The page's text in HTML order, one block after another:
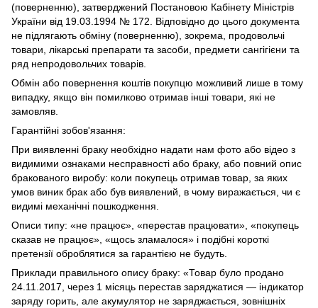
(поверненню), затверджений Постановою Кабінету Міністрів
України від 19.03.1994 № 172. Відповідно до цього документа
не підлягають обміну (поверненню), зокрема, продовольчі
товари, лікарські препарати та засоби, предмети сангігієни та
ряд непродовольчих товарів.
Обмін або повернення коштів покупцю можливий лише в тому
випадку, якщо він помилково отримав інші товари, які не
замовляв.
Гарантійні зобов'язання:
При виявленні браку необхідно надати нам фото або відео з
видимими ознаками несправності або браку, або повний опис
бракованого виробу: коли покупець отримав товар, за яких
умов виник брак або був виявлений, в чому виражається, чи є
видимі механічні пошкодження.
Описи типу: «не працює», «перестав працювати», «покупець
сказав не працює», «щось зламалося» і подібні короткі
претензії оброблятися за гарантією не будуть.
Приклади правильного опису браку: «Товар було продано
24.11.2017, через 1 місяць перестав заряджатися — індикатор
заряду горить, але акумулятор не заряджається, зовнішніх